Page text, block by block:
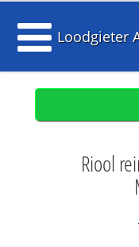
Loodgieter
Riool